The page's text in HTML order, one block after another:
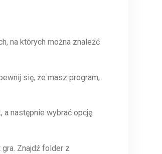
na których można znaleźć
się, że masz program,
a następnie wybrać opcję
Znajdź folder z